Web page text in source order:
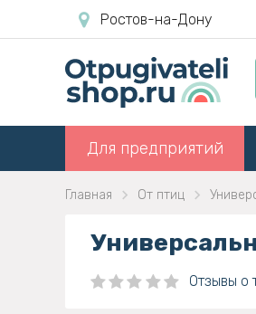
Ростов-на-Дону
Для предприятий
Главная От птиц
Отзывы о